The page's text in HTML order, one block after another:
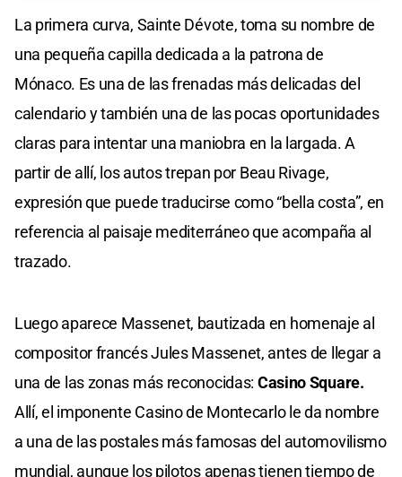
La primera curva, Sainte Dévote, toma su nombre de
una pequeña capilla dedicada a la patrona de
Mónaco. Es una de las frenadas más delicadas del
calendario y también una de las pocas oportunidades
claras para intentar una maniobra en la largada. A
partir de allí, los autos trepan por Beau Rivage,
expresión que puede traducirse como “bella costa”, en
referencia al paisaje mediterráneo que acompaña al
trazado.
Luego aparece Massenet, bautizada en homenaje al
compositor francés Jules Massenet, antes de llegar a
una de las zonas más reconocidas: Casino Square.
Allí, el imponente Casino de Montecarlo le da nombre
a una de las postales más famosas del automovilismo
mundial, aunque los pilotos apenas tienen tiempo de